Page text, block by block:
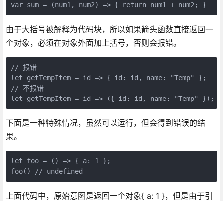
var sum = (num1, num2) => { return num1 + num2; }
由于大括号被解释为代码块，所以如果箭头函数直接返回一
个对象，必须在对象外面加上括号，否则会报错。
// 报错
let getTempItem = id => { id: id, name: "Temp" };
// 不报错
let getTempItem = id => ({ id: id, name: "Temp" });
下面是一种特殊情况，虽然可以运行，但会得到错误的结
果。
let foo = () => { a: 1 };
foo() // undefined
上面代码中，原始意图是返回一个对象{ a: 1 }，但是由于引